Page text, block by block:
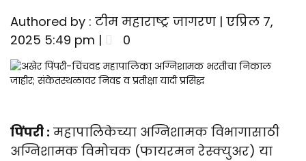
Authored by : टीम महाराष्ट्र जागरण | एप्रिल 7,
2025 5:49 pm |
0
पिंपरी : महापालिकेच्या अग्निशामक विभागासाठी
अग्निशामक विमोचक (फायरमन रेस्क्युअर) या